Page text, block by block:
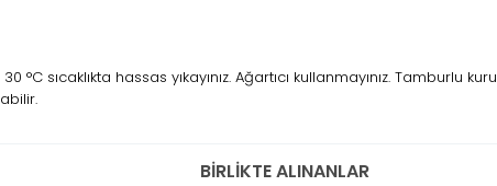
°C sıcaklıkta hassas yıkayınız. Ağartıcı kullanmayınız. Tamburlu